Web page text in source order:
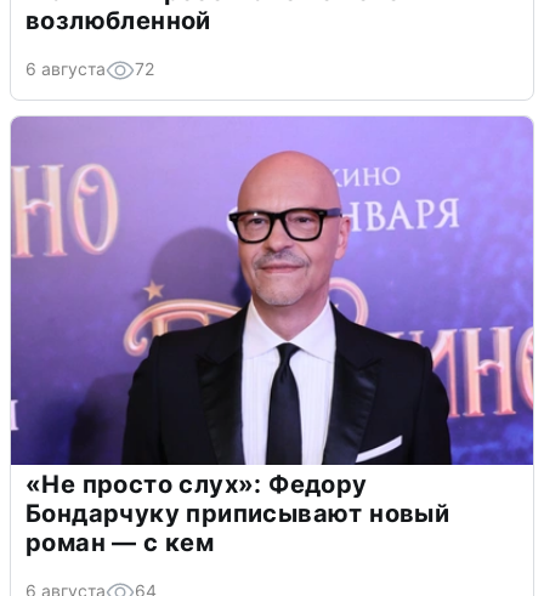
возлюбленной
6 августа 72
«Не просто слух»: Федору
Бондарчуку приписывают новый
роман — с кем
6 августа 64